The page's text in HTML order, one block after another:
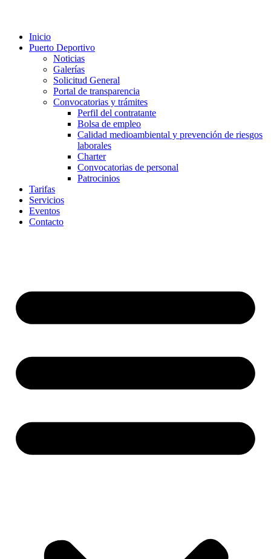
Inicio
Puerto Deportivo
Noticias
Galerías
Solicitud General
Portal de transparencia
Convocatorias y trámites
Perfil del contratante
Bolsa de empleo
Calidad medioambiental y prevención de riesgos
laborales
Charter
Convocatorias de personal
Patrocinios
Tarifas
Servicios
Eventos
Contacto